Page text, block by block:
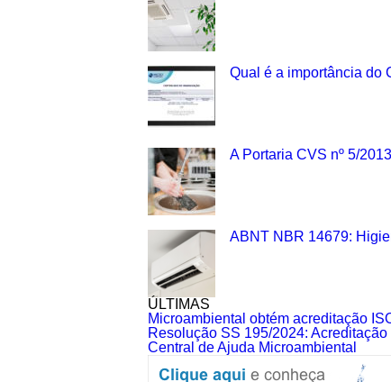
Qual é a importância do
A Portaria CVS nº 5/
ABNT NBR 14679:
ÚLTIMAS
Microambiental obtém acreditação
Resolução SS 195/2024:
Central de Ajuda Microambiental